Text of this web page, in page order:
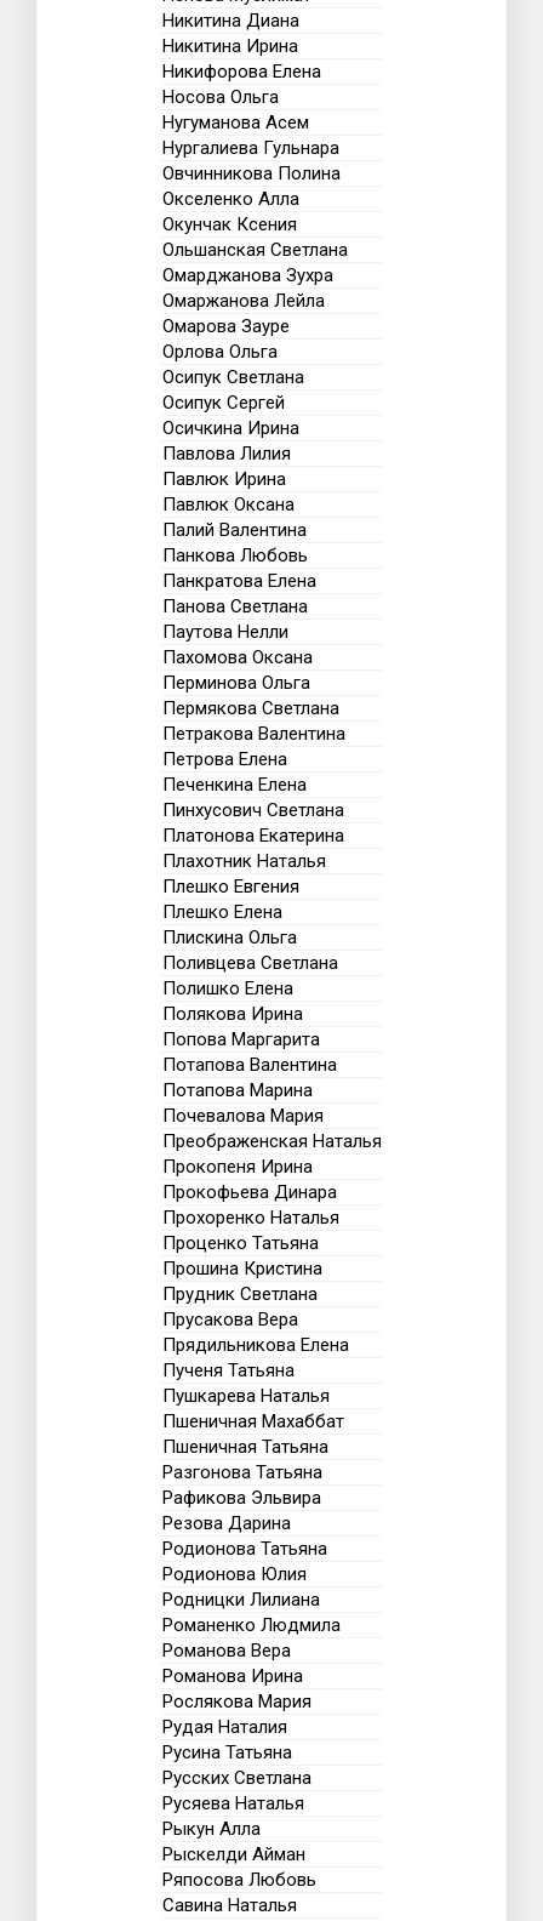
Никитина Диана
Никитина Ирина
Никифорова Елена
Носова Ольга
Нугуманова Асем
Нургалиева Гульнара
Овчинникова Полина
Окселенко Алла
Окунчак Ксения
Ольшанская Светлана
Омарджанова Зухра
Омаржанова Лейла
Омарова Зауре
Орлова Ольга
Осипук Светлана
Осипук Сергей
Осичкина Ирина
Павлова Лилия
Павлюк Ирина
Павлюк Оксана
Палий Валентина
Панкова Любовь
Панкратова Елена
Панова Светлана
Паутова Нелли
Пахомова Оксана
Перминова Ольга
Пермякова Светлана
Петракова Валентина
Петрова Елена
Печенкина Елена
Пинхусович Светлана
Платонова Екатерина
Плахотник Наталья
Плешко Евгения
Плешко Елена
Плискина Ольга
Поливцева Светлана
Полишко Елена
Полякова Ирина
Попова Маргарита
Потапова Валентина
Потапова Марина
Почевалова Мария
Преображенская Наталья
Прокопеня Ирина
Прокофьева Динара
Прохоренко Наталья
Проценко Татьяна
Прошина Кристина
Прудник Светлана
Прусакова Вера
Прядильникова Елена
Пученя Татьяна
Пушкарева Наталья
Пшеничная Махаббат
Пшеничная Татьяна
Разгонова Татьяна
Рафикова Эльвира
Резова Дарина
Родионова Татьяна
Родионова Юлия
Родницки Лилиана
Романенко Людмила
Романова Вера
Романова Ирина
Рослякова Мария
Рудая Наталия
Русина Татьяна
Русских Светлана
Русяева Наталья
Рыкун Алла
Рыскелди Айман
Ряпосова Любовь
Савина Наталья